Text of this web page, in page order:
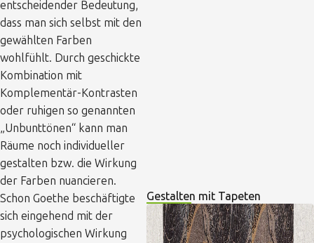
entscheidender Bedeutung,
dass man sich selbst mit den
gewählten Farben
wohlfühlt. Durch geschickte
Kombination mit
Komplementär-Kontrasten
oder ruhigen so genannten
„Unbunttönen“ kann man
Räume noch individueller
gestalten bzw. die Wirkung
der Farben nuancieren.
Schon Goethe beschäftigte
sich eingehend mit der
psychologischen Wirkung
Gestalten mit Tapeten